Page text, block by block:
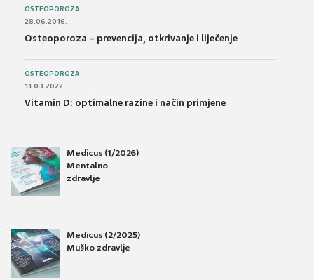
OSTEOPOROZA
28.06.2016.
Osteoporoza – prevencija, otkrivanje i liječenje
OSTEOPOROZA
11.03.2022.
Vitamin D: optimalne razine i način primjene
Medicus (1/2026)
Mentalno
zdravlje
Medicus (2/2025)
Muško zdravlje